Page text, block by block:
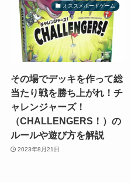
オススメボードゲーム
その場でデッキを作って総
当たり戦を勝ち上がれ！チ
ャレンジャーズ！
（CHALLENGERS！）の
ルールや遊び方を解説
2023年8月21日